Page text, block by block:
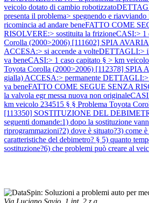
veicolo dotato di cambio
presenta il problema> spegnendo e
ricomincia ad andare beneFATTO COME
RISOLVERE:> sostituita la frizioneCASI:> 1
Corolla (2000>2006) [111602] SPIA
ACCESA:> si accende a volteDETTAGLI:>
va beneCASI:> 1 caso capitato § > km
Toyota Corolla (2000>2006) [112378] SPIA
gialla) ACCESA:> permanente
va beneFATTO COME SEGUE SENZA
la valvola egr messa nuova non
km veicolo 234515 § § Problema Toyota
[113350] SOSTITUZIONE DEL
seguenti domande:1) dopo la sostituzione
riprogrammazioni?2) dove è situato?3) come è
caratteristiche del debimetro? § 5) quanto
sostituzione?6) che problemi può creare al
Via Luciano Savio, 1 int. 2 z.a.